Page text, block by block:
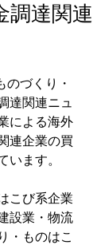
調達関連
づくり・
達関連ニュ
による海外
連企業の買
います。
こび系企業
設業・物流
・ものはこ